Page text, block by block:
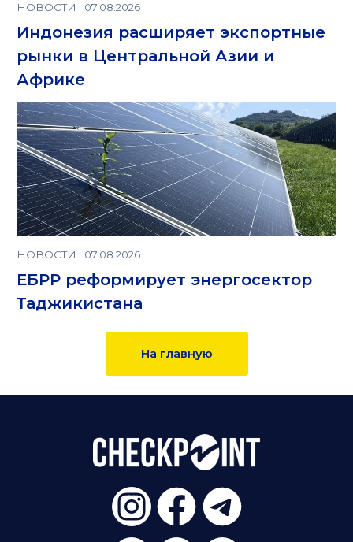
НОВОСТИ | 07.08.2026
Индонезия расширяет экспортные
рынки в Центральной Азии и
Африке
НОВОСТИ | 07.08.2026
ЕБРР реформирует энергосектор
Таджикистана
На главную